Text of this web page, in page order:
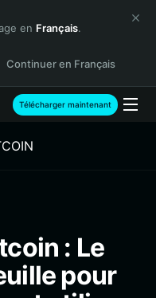
en Français.
Continuer en Français
Télécharger maintenant
: Le
pour